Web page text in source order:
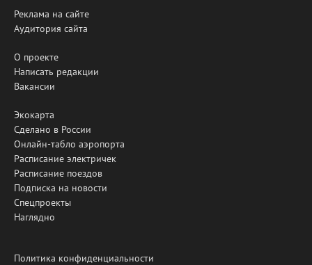
Реклама на сайте
Аудитория сайта
О проекте
Написать редакции
Вакансии
Экокарта
Сделано в России
Онлайн-табло аэропорта
Расписание электричек
Расписание поездов
Подписка на новости
Спецпроекты
Наглядно
Политика конфиденциальности